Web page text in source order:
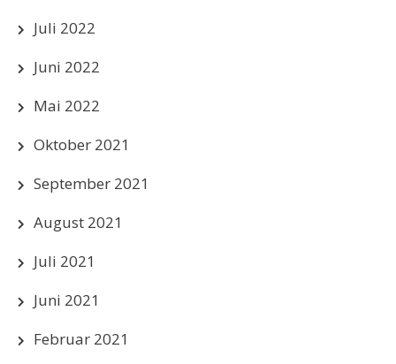
Juli 2022
Juni 2022
Mai 2022
Oktober 2021
September 2021
August 2021
Juli 2021
Juni 2021
Februar 2021